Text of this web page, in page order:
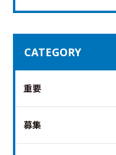
CATEGORY
重要
募集